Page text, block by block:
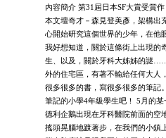
內容簡介 第31屆日本SF大賞受賞
本文壇奇才－森見登美彥，架構出
心開始研究這個世界的少年，在他
我好想知道，關於這條街上出現的
生、以及，關於牙科大姊姊的謎
外的住宅區，有著不輸給任何大人
很多很多的書，寫很多很多的筆記
筆記的小學4年級學生吧！ 5月的
德利企鵝出現在牙科醫院前面的空
搖頭晃腦地踱著步，在我們的小鎮